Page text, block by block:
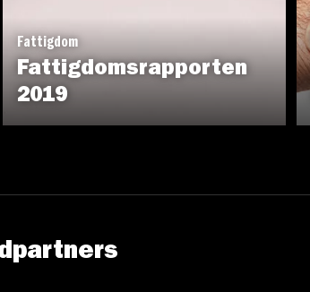
Fattigdom
Fattigdomsrapporten
2019